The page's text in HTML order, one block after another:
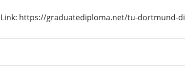
Link: https://graduatediploma.net/tu-dortmund-